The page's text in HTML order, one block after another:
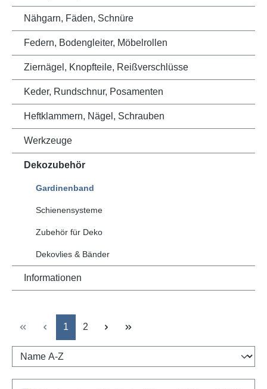
Nähgarn, Fäden, Schnüre
Federn, Bodengleiter, Möbelrollen
Ziernägel, Knopfteile, Reißverschlüsse
Keder, Rundschnur, Posamenten
Heftklammern, Nägel, Schrauben
Werkzeuge
Dekozubehör
Gardinenband
Schienensysteme
Zubehör für Deko
Dekovlies & Bänder
Informationen
Seite
1 Seite
2